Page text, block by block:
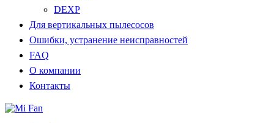
DEXP
Для вертикальных пылесосов
Ошибки, устранение неисправностей
FAQ
О компании
Контакты